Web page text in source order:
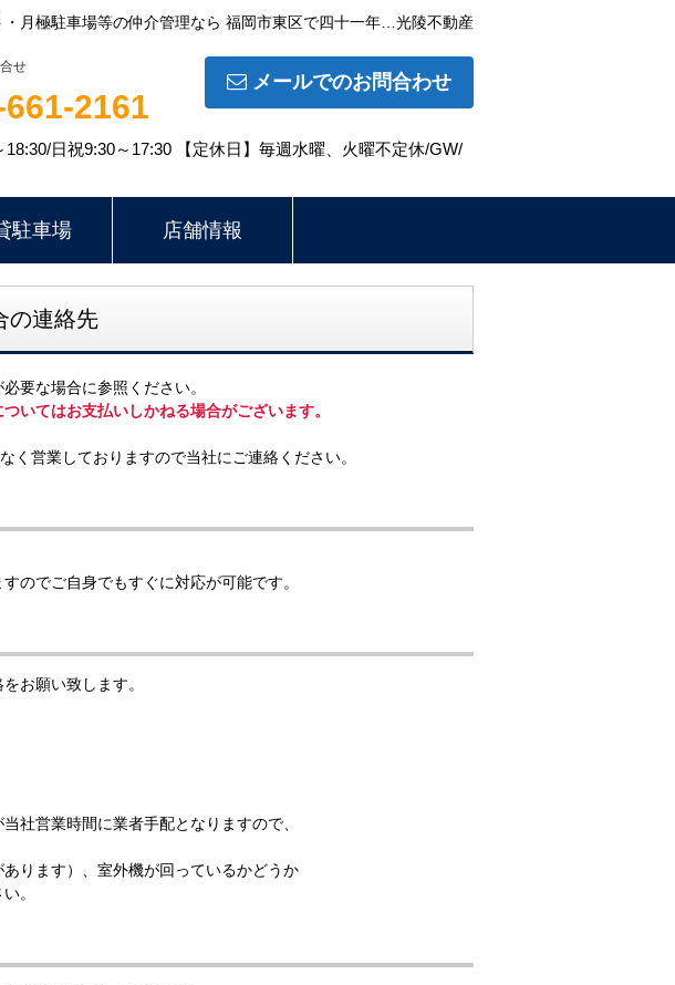
月極駐車場等の仲介管理なら 福岡市東区で四十一年…光陵不動産
メールでのお問合わせ
せ
2161
18:30/日祝9:30～17:30 【定休日】毎週水曜、火曜不定休/GW/
駐車場 店舗情報
の連絡先
要な場合に参照ください。
いてはお支払いしかねる場合がございます。
く営業しておりますので当社にご連絡ください。
のでご自身でもすぐに対応が可能です。
お願い致します。
社営業時間に業者手配となりますので、
ります）、室外機が回っているかどうか
。